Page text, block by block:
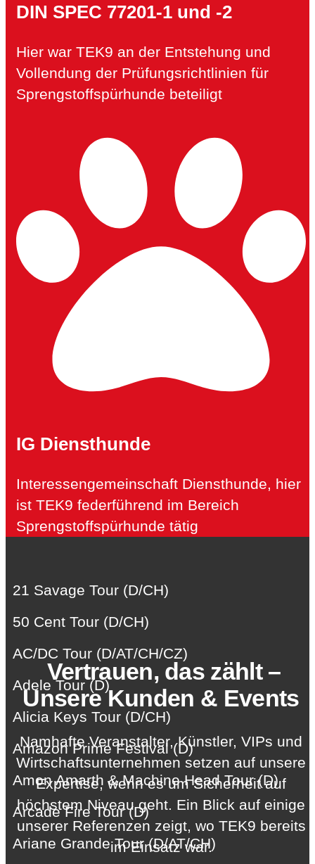
DIN SPEC 77201-1 und -2
Hier war TEK9 an der Entstehung und
Vollendung der Prüfungsrichtlinien für
Sprengstoffspürhunde beteiligt
IG Diensthunde
Interessengemeinschaft Diensthunde, hier
ist TEK9 federführend im Bereich
Sprengstoffspürhunde tätig
21 Savage Tour (D/CH)
50 Cent Tour (D/CH)
AC/DC Tour (D/AT/CH/CZ)
Adele Tour (D)
Alicia Keys Tour (D/CH)
Amazon Prime Festival (D)
Amon Amarth & Machine Head Tour (D)
Arcade Fire Tour (D)
Ariane Grande Tour (D/AT/CH)
Vertrauen, das zählt –
Unsere Kunden & Events
Namhafte Veranstalter, Künstler, VIPs und
Wirtschaftsunternehmen setzen auf unsere
Expertise, wenn es um Sicherheit auf
höchstem Niveau geht. Ein Blick auf einige
unserer Referenzen zeigt, wo TEK9 bereits
im Einsatz war.